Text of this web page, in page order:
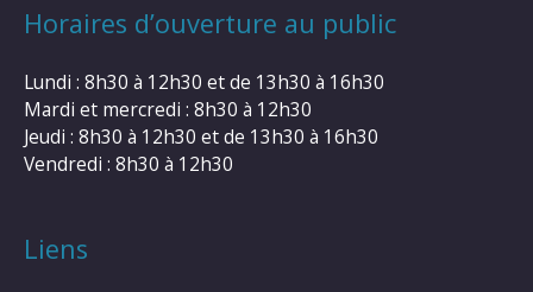
Horaires d’ouverture au public
Lundi : 8h30 à 12h30 et de 13h30 à 16h30
Mardi et mercredi : 8h30 à 12h30
Jeudi : 8h30 à 12h30 et de 13h30 à 16h30
Vendredi : 8h30 à 12h30
Liens